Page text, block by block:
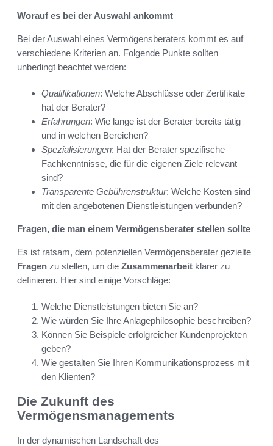
Worauf es bei der Auswahl ankommt
Bei der Auswahl eines Vermögensberaters kommt es auf
verschiedene Kriterien an. Folgende Punkte sollten
unbedingt beachtet werden:
Qualifikationen: Welche Abschlüsse oder Zertifikate
hat der Berater?
Erfahrungen: Wie lange ist der Berater bereits tätig
und in welchen Bereichen?
Spezi­al­isierungen: Hat der Berater spezifische
Fachkenntnisse, die für die eigenen Ziele relevant
sind?
Transparente Gebührenstruktur: Welche Kosten sind
mit den angebotenen Dienstleistungen verbunden?
Fragen, die man einem Vermögensberater stellen sollte
Es ist ratsam, dem potenziellen Vermögensberater gezielte
Fragen zu stellen, um die Zusammenarbeit klarer zu
definieren. Hier sind einige Vorschläge:
Welche Dienstleistungen bieten Sie an?
Wie würden Sie Ihre Anlagephilosophie beschreiben?
Können Sie Beispiele erfolgreicher Kundenprojekten
geben?
Wie gestalten Sie Ihren Kommunikationsprozess mit
den Klienten?
Die Zukunft des
Vermögensmanagements
In der dynamischen Landschaft des